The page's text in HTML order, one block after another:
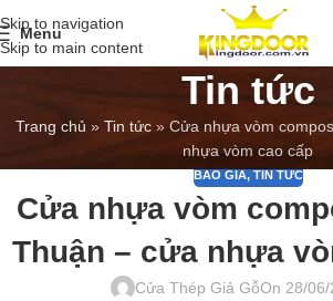
Skip to navigation
Skip to main content
Menu
Tin tức
Trang chủ » Tin tức» Cửa nhựa vòm
nhựa vòm cao cấp
BÁO GIÁ, TIN TỨC
Cửa nhựa vòm
Thuận – cửa nhựa
Cửa Thép Giả GỗOn 28/06/